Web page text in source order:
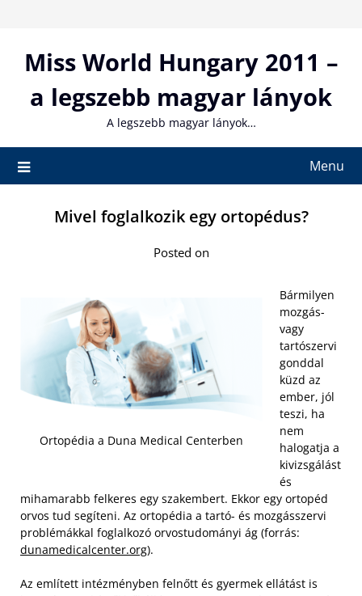
contentMiss World Hungary 2011 –
a legszebb magyar lányok
A legszebb magyar lányok…
Menu
Mivel foglalkozik egy ortopédus?
Posted on
Ortopédia a Duna Medical Centerben
Bármilyen
mozgás-
vagy
tartószervi
gonddal
küzd az
ember, jól
teszi, ha
nem
halogatja a
kivizsgálást
és
mihamarabb felkeres egy szakembert. Ekkor egy ortopéd
orvos tud segíteni. Az ortopédia a tartó- és mozgásszervi
problémákkal foglalkozó orvostudományi ág (forrás:
dunamedicalcenter.org).
Az említett intézményben felnőtt és gyermek ellátást is